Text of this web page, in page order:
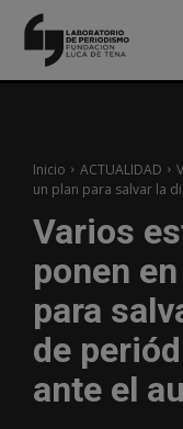
Inicio ACTUALIDAD
un plan para salvar la
Varios
ponen
para
de
ante el